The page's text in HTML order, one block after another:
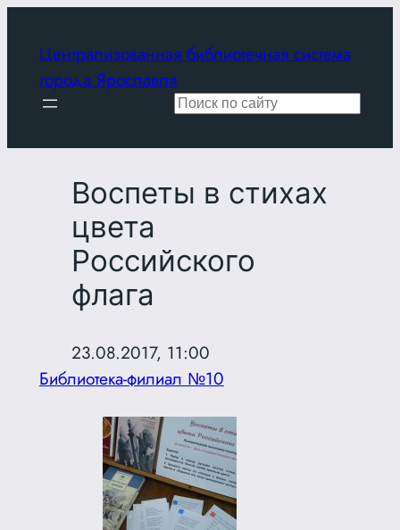
содержимому
Централизованная библиотечная система
города Ярославля
Поиск
Воспеты в стихах
цвета
Российского
флага
23.08.2017, 11:00
Библиотека-филиал №10